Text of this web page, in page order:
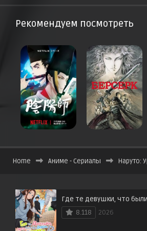
Рекомендуем посмотреть
Home Аниме - Сериалы Наруто:
8.118
2026